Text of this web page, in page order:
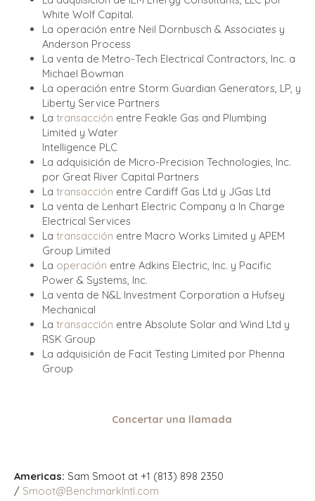
White Wolf Capital.
La operación entre Neil Dornbusch & Associates y
Anderson Process
La venta de Metro-Tech Electrical Contractors, Inc. a
Michael Bowman
La operación entre Storm Guardian Generators, LP, y
Liberty Service Partners
La transacción entre Feakle Gas and Plumbing
Limited y Water
Intelligence PLC
La adquisición de Micro-Precision Technologies, Inc.
por Great River Capital Partners
La transacción entre Cardiff Gas Ltd y JGas Ltd
La venta de Lenhart Electric Company a In Charge
Electrical Services
La transacción entre Macro Works Limited y APEM
Group Limited
La operación entre Adkins Electric, Inc. y Pacific
Power & Systems, Inc.
La venta de N&L Investment Corporation a Hufsey
Mechanical
La transacción entre Absolute Solar and Wind Ltd y
RSK Group
La adquisición de Facit Testing Limited por Phenna
Group
Concertar una llamada
Americas: Sam Smoot at +1 (813) 898 2350
/ Smoot@BenchmarkIntl.com